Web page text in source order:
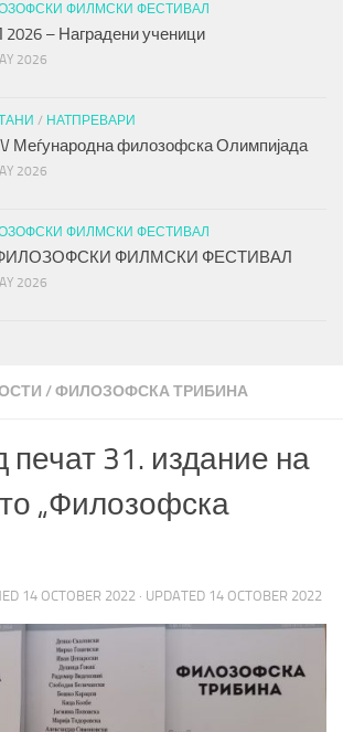
/ФИЛОЗОФСКА ТРИБИНА
печат 31. издание на
„Филозофска
14 OCTOBER 2022 · UPDATED 14 OCTOBER 2022
ФИЛМСКИ ФЕСТИВАЛ
– Наградени ученици
2026
/ НАТПРЕВАРИ
Меѓународна филозофска Олимпијада
2026
ФИЛМСКИ ФЕСТИВАЛ
ФИЛМСКИ ФЕСТИВАЛ
2026